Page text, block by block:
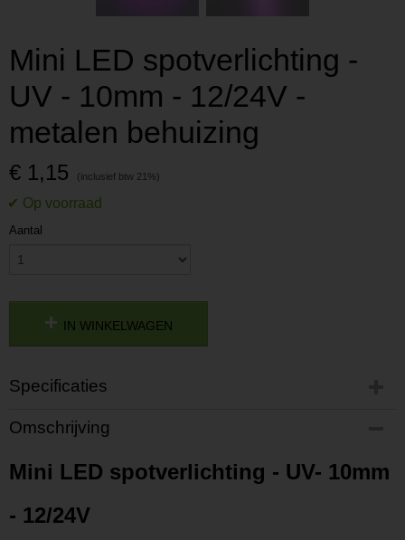
Mini LED spotverlichting -
UV - 10mm - 12/24V -
metalen behuizing
€ 1,15
Aantal
IN WINKELWAGEN
Specificaties
Productcode
P202503071034
L202503071034
Omschrijving
Mini LED spotverlichting - UV- 10mm
- 12/24V